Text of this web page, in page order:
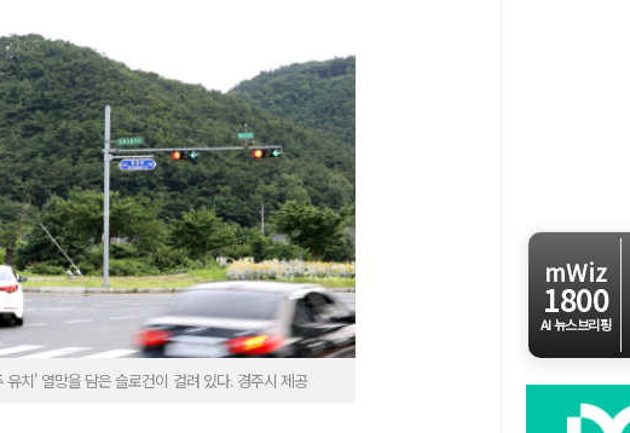
치' 열망을 담은 슬로건이 걸려 있다. 경주시 제공
mWiz
1800
AI 뉴스브리핑